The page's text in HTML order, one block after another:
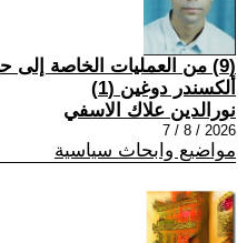
(9) من العمليات الخاصة
ألكسندر دوغين (1)
نورالدين علاك الاسفي
2026 / 8 / 7
مواضيع وابحاث سياسية